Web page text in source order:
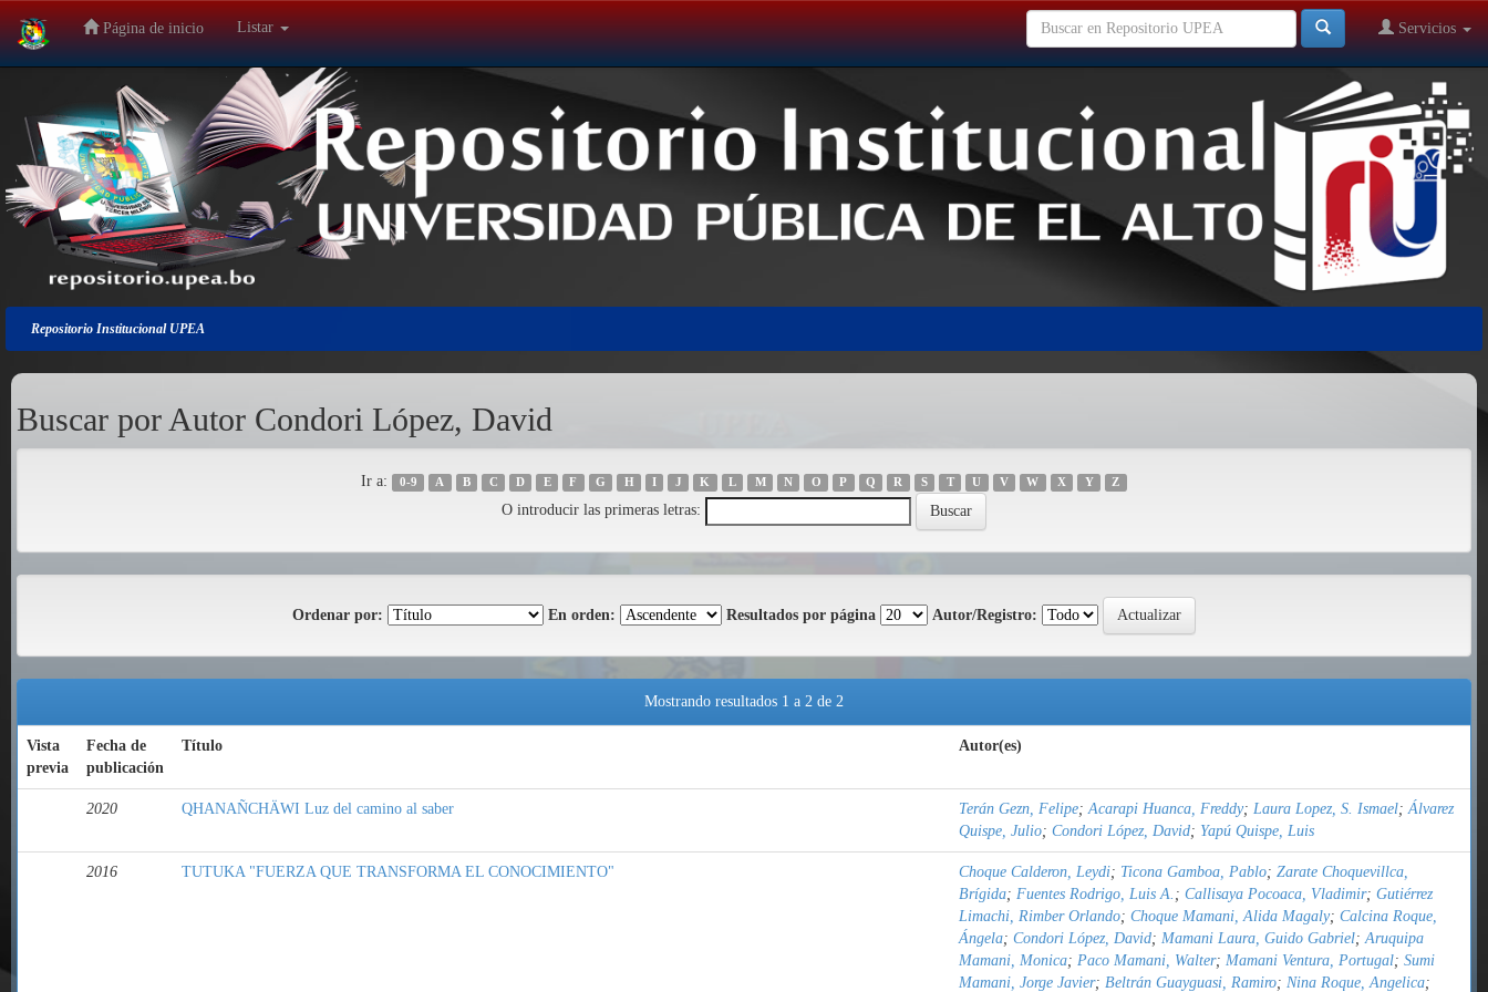
Salir
navegación
Página de inicio Listar Servicios
Repositorio Institucional UPEA
Buscar por Autor Condori López, David
Ir a: 0-9 A B C D E F G H I J K L M N O P Q R S T U V W X Y Z
O introducir las primeras letras:
Ordenar por: En orden: Resultados por página Autor/Registro:
Mostrando resultados 1 a 2 de 2
Vista
previa
Fecha de
publicación
Título Autor(es)
2020 QHANAÑCHÄWI Luz del camino al saber Terán Gezn, Felipe;Acarapi Huanca, Freddy; Laura Lopez, S. Ismael;Álvarez
Quispe, Julio; Condori López, David; Yapú Quispe, Luis
2016 TUTUKA "FUERZA QUE TRANSFORMA EL CONOCIMIENTO" Choque Calderon, Leydi; Ticona Gamboa, Pablo; Zarate Choquevillca,
Brígida; Fuentes Rodrigo, Luis A. ; Callisaya Pocoaca, Vladimir; Gutiérrez
Limachi, Rimber Orlando; Choque Mamani, Alida Magaly; Calcina Roque,
Ángela; Condori López, David; Mamani Laura, Guido Gabriel;Aruquipa
Mamani, Monica; Paco Mamani, Walter; Mamani Ventura, Portugal; Sumi
Mamani, Jorge Javier; Beltrán Guayguasi, Ramiro; Nina Roque, Angelica;